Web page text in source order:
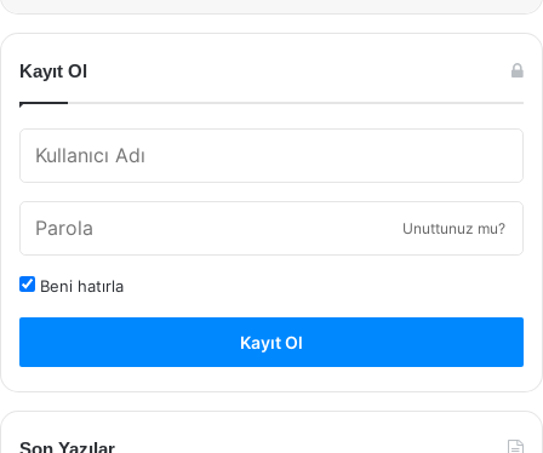
Kayıt Ol
Unuttunuz mu?
Beni hatırla
Kayıt Ol
Son Yazılar